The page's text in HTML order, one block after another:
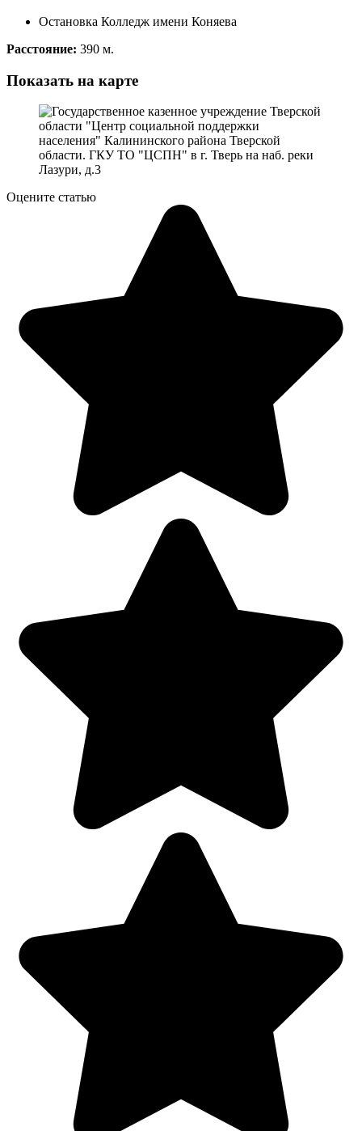
Остановка Колледж имени Коняева
Расстояние: 390 м.
Показать на карте
Оцените статью